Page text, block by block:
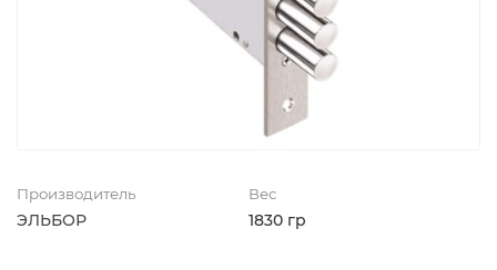
Производитель
ЭЛЬБОР
Вес
1830 гр